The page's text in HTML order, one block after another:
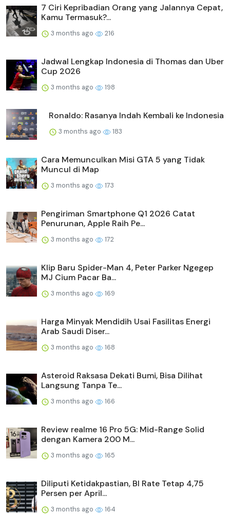
7 Ciri Kepribadian Orang yang Jalannya Cepat,
Kamu Termasuk?...
3 months ago 216
Jadwal Lengkap Indonesia di Thomas dan Uber
Cup 2026
3 months ago 198
Ronaldo: Rasanya Indah Kembali ke Indonesia
3 months ago 183
Cara Memunculkan Misi GTA 5 yang Tidak
Muncul di Map
3 months ago 173
Pengiriman Smartphone Q1 2026 Catat
Penurunan, Apple Raih Pe...
3 months ago 172
Klip Baru Spider-Man 4, Peter Parker Ngegep
MJ Cium Pacar Ba...
3 months ago 169
Harga Minyak Mendidih Usai Fasilitas Energi
Arab Saudi Diser...
3 months ago 168
Asteroid Raksasa Dekati Bumi, Bisa Dilihat
Langsung Tanpa Te...
3 months ago 166
Review realme 16 Pro 5G: Mid-Range Solid
dengan Kamera 200 M...
3 months ago 165
Diliputi Ketidakpastian, BI Rate Tetap 4,75
Persen per April...
3 months ago 164